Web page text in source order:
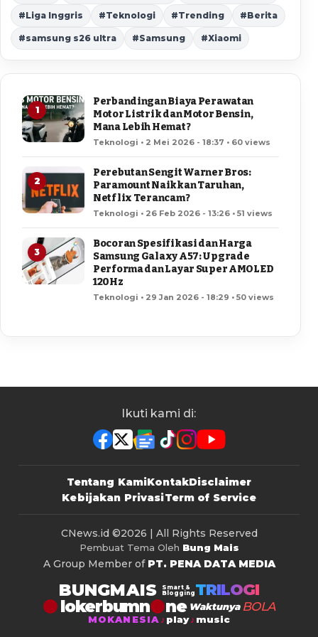
#Liga Inggris #Teknologi #Trending #Berita
#samsung s26 ultra #Samsung #Xiaomi
1
Perbandingan Biaya Perawatan
Motor Listrik dan Motor Bensin,
Mana Lebih Hemat?
Teknologi • 2 Mei 2026 - 18:37 • 60 views
2
Perebutan Sengit Warner Bros:
Paramount Naikkan Taruhan,
Netflix Terancam?
Teknologi • 26 Feb 2026 - 13:26 • 51 views
3
Bocoran Spesifikasi dan Harga
Samsung Galaxy A57: Upgrade
Performa dan Layar Super AMOLED
120Hz
Teknologi • 29 Jan 2026 - 18:29 • 50 views
Ikuti kami di:
Tentang KamiKontakDisclaimer
Kebijakan PrivasiTerm of Service
CNews.id ©2026 | All Rights Reserved
Pembuat Tema Oleh Bung Mais
A Group Member of PT. PENA DATA MEDIA
BUNGMAIS
Smart &
Blogging TRILOGI
lokerbumn Waktunya BOLA
MOKANESIA play music